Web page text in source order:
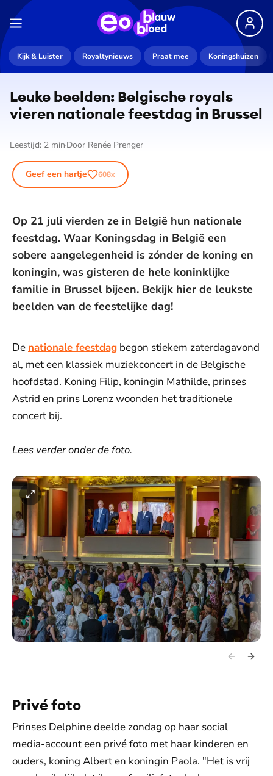
Kijk & Luister Royaltynieuws Praat mee Koningshuizen
Leuke beelden: Belgische royals
vieren nationale feestdag in Brussel
Leestijd: 2 min Door Renée Prenger
Geef een hartje 608x
Op 21 juli vierden ze in België hun nationale
feestdag. Waar Koningsdag in België een
sobere aangelegenheid is zónder de koning en
koningin, was gisteren de hele koninklijke
familie in Brussel bijeen. Bekijk hier de leukste
beelden van de feestelijke dag!
De nationale feestdag begon stiekem zaterdagavond
al, met een klassiek muziekconcert in de Belgische
hoofdstad. Koning Filip, koningin Mathilde, prinses
Astrid en prins Lorenz woonden het traditionele
concert bij.
Lees verder onder de foto.
Privé foto
Prinses Delphine deelde zondag op haar social
media-account een privé foto met haar kinderen en
ouders, koning Albert en koningin Paola. "Het is vrij